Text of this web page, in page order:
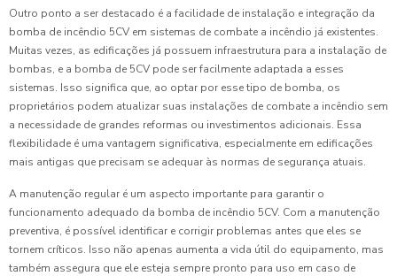
Outro ponto a ser destacado é a facilidade de instalação e integração da
bomba de incêndio 5CV em sistemas de combate a incêndio já existentes.
Muitas vezes, as edificações já possuem infraestrutura para a instalação de
bombas, e a bomba de 5CV pode ser facilmente adaptada a esses
sistemas. Isso significa que, ao optar por esse tipo de bomba, os
proprietários podem atualizar suas instalações de combate a incêndio sem
a necessidade de grandes reformas ou investimentos adicionais. Essa
flexibilidade é uma vantagem significativa, especialmente em edificações
mais antigas que precisam se adequar às normas de segurança atuais.
A manutenção regular é um aspecto importante para garantir o
funcionamento adequado da bomba de incêndio 5CV. Com a manutenção
preventiva, é possível identificar e corrigir problemas antes que eles se
tornem críticos. Isso não apenas aumenta a vida útil do equipamento, mas
também assegura que ele esteja sempre pronto para uso em caso de